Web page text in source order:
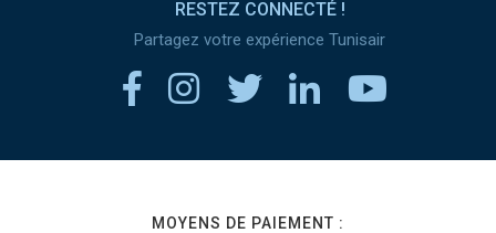
RESTEZ CONNECTÉ !
Partagez votre expérience Tunisair
MOYENS DE PAIEMENT :